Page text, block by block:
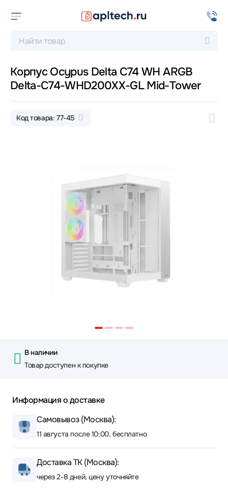
Корпус Ocypus Delta C74 WH ARGB
Delta-C74-WHD200XX-GL Mid-Tower
Код товара: 77-45
В наличии
Товар доступен к покупке
Информация о доставке
Самовывоз (Москва):
11 августа после 10:00, бесплатно
Доставка ТК (Москва):
через 2-8 дней, цену уточняйте